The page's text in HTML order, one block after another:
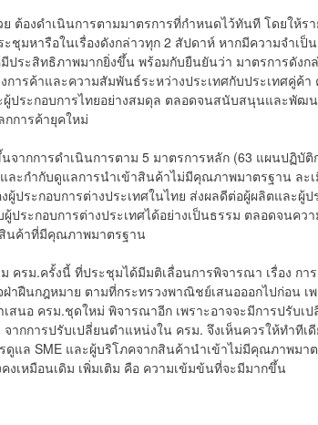
ต้องดำเนินการตามมาตรการที่กำหนดไว้ทันที โดยให้ร
ชุมหารือในเรื่องดังกล่าวทุก 2 สัปดาห์ หากมีความจำเ
ประสิทธิภาพมากยิ่งขึ้น พร้อมกับยืนยันว่า มาตรการดังก
การค้าและความสัมพันธ์ระหว่างประเทศกับประเทศคู่ค้า
ประกอบการไทยอย่างสมดุล ตลอดจนสนับสนุนและพัฒน
การค้ายุคใหม่
จากการดำเนินการตาม 5 มาตรการหลัก (63 แผนปฏิบั
ละกำกับดูแลการนำเข้าสินค้าไม่มีคุณภาพมาตรฐาน ละ
ผู้ประกอบการต่างประเทศในไทย ส่งผลดีต่อผู้ผลิตและผู้ป
ประกอบการต่างประเทศได้อย่างเป็นธรรม ตลอดจนคว
นค้าที่มีคุณภาพมาตรฐาน
ครม.ครั้งนี้ ที่ประชุมได้มีมติเลื่อนการพิจารณา เรื่อง กา
าฝืนกฎหมาย ตามที่กระทรวงพาณิชย์เสนอออกไปก่อน เ
สนอ ครม.ชุดใหม่ พิจารณาอีก เพราะอาจจะมีการปรับเ
ากการปรับเปลี่ยนตำแหน่งใน ครม. จึงเห็นควรให้ทำทีเดี
ดูแล SME และผู้บริโภคจากสินค้านำเข้าไม่มีคุณภาพมา
งเหมือนเดิม เพิ่มเติม คือ ความเข้มข้นที่จะมีมากขึ้น